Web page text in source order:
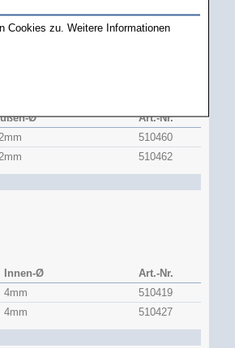
Ø
Art.-Nr.
510460
510462
Innen-Ø
Art.-Nr.
4mm
510419
4mm 510427
Cookies zu. Weitere Informationen